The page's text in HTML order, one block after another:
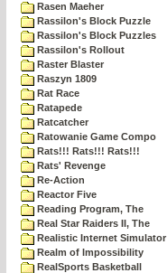
Rasen Maeher
Rassilon's Block Puzzle
Rassilon's Block Puzzles
Rassilon's Rollout
Raster Blaster
Raszyn 1809
Rat Race
Ratapede
Ratcatcher
Ratowanie Game Compo
Rats!!! Rats!!! Rats!!!
Rats' Revenge
Re-Action
Reactor Five
Reading Program, The
Real Star Raiders II, The
Realistic Internet Simulator
Realm of Impossibility
RealSports Basketball